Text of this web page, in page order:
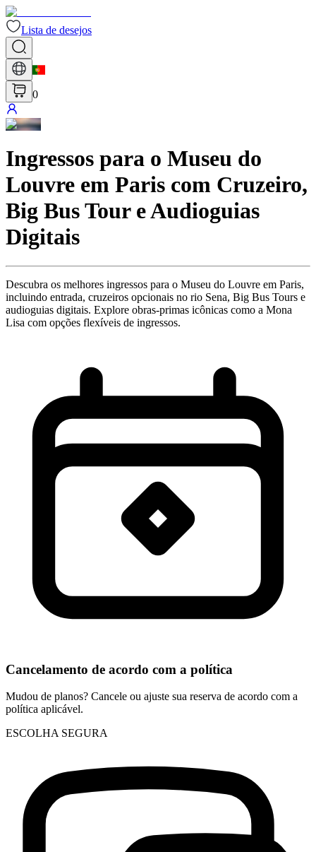
Lista de desejos
0
Ingressos para o Museu do
Louvre em Paris com Cruzeiro,
Big Bus Tour e Audioguias
Digitais
Descubra os melhores ingressos para o Museu do Louvre em Paris,
incluindo entrada, cruzeiros opcionais no rio Sena, Big Bus Tours e
audioguias digitais. Explore obras-primas icônicas como a Mona
Lisa com opções flexíveis de ingressos.
Cancelamento de acordo com a política
Mudou de planos? Cancele ou ajuste sua reserva de acordo com a
política aplicável.
ESCOLHA SEGURA